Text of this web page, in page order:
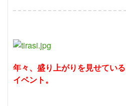
年々、盛り上がりを見せてい
イベント。